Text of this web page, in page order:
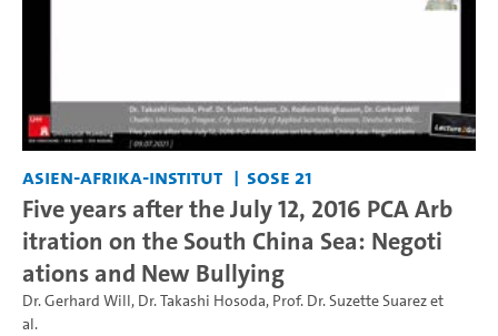
Asien-Afrika-Institut SoSe 21
Five years after the July 12, 2016 PCA Arb
itration on the South China Sea: Negoti
ations and New Bullying
Dr. Gerhard Will, Dr. Takashi Hosoda, Prof. Dr. Suzette Suarezet
al.